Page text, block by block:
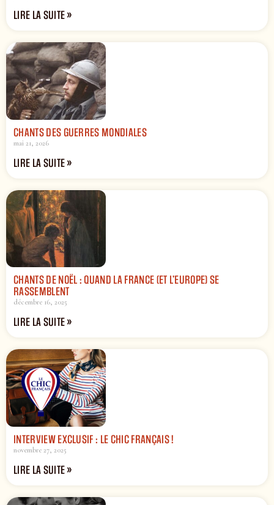
LIRE LA SUITE »
CHANTS DES GUERRES MONDIALES
mai 21, 2026
LIRE LA SUITE »
CHANTS DE NOËL : QUAND LA FRANCE (ET L’EUROPE) SE
RASSEMBLENT
décembre 16, 2025
LIRE LA SUITE »
INTERVIEW EXCLUSIF : LE CHIC FRANÇAIS !
novembre 27, 2025
LIRE LA SUITE »